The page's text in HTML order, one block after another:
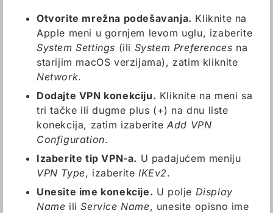
Otvorite mrežna podešavanja. Kliknite na
Apple meni u gornjem levom uglu, izaberite
System Settings (ili System Preferences na
starijim macOS verzijama), zatim kliknite
Network.
Dodajte VPN konekciju. Kliknite na meni sa
tri tačke ili dugme plus (+) na dnu liste
konekcija, zatim izaberiteAdd VPN
Configuration.
Izaberite tip VPN-a. U padajućem meniju
VPN Type, izaberite IKEv2.
Unesite ime konekcije. U polje Display
Name iliService Name, unesite opisno ime